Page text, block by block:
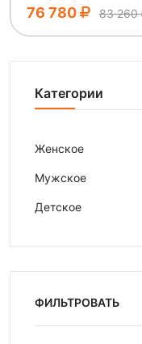
76 780 83 260
Категории
Женское
Мужское
Детское
ФИЛЬТРОВАТЬ